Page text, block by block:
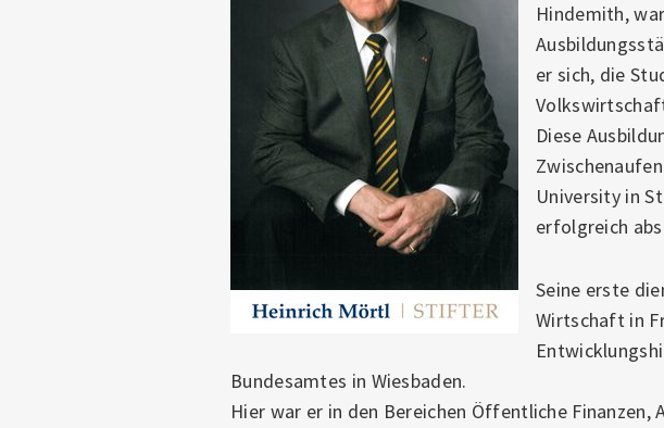
Hindemith,
er sich, die
Diese
University in
erfolgreich
Seine erste
Wirtschaft in
Bundesamtes in Wiesbaden.
Hier war er in den Bereichen Öffentliche